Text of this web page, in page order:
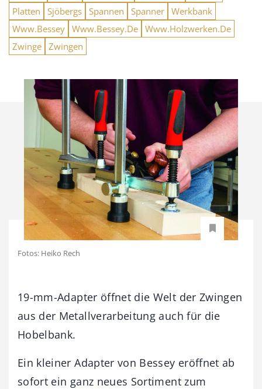
Platten
Sjöbergs Spannen Spanner Werkbank
Www.Bessey Www.Bessey.De Www.Holzwerken.De
Zwinge Zwingen
Fotos: Heiko Rech
19-mm-Adapter öffnet die Welt der Zwingen
aus der Metallverarbeitung auch für die
Hobelbank.
Ein kleiner Adapter von Bessey eröffnet ab
sofort ein ganz neues Sortiment zum